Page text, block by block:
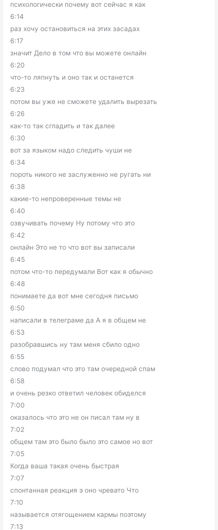
психологически почему вот сейчас я как
6:14
раз хочу остановиться на этих засадах
6:17
значит Дело в том что вы можете онлайн
6:20
что-то ляпнуть и оно так и останется
6:23
потом вы уже не сможете удалить вырезать
6:26
как-то так сгладить и так далее
6:30
вот за языком надо следить чуши не
6:34
пороть никого не заслуженно не ругать ни
6:38
какие-то непроверенные темы не
6:40
озвучивать почему Ну потому что это
6:42
онлайн Это не то что вот вы записали
6:45
потом что-то передумали Вот как я обычно
6:48
понимаете да вот мне сегодня письмо
6:50
написали в телеграме да А я в общем не
6:53
разобравшись ну там меня сбило одно
6:55
слово подумал что это там очередной спам
6:58
и очень резко ответил человек обиделся
7:00
оказалось что это не он писал там ну в
7:02
общем там это было было это самое но вот
7:05
Когда ваша такая очень быстрая
7:07
спонтанная реакция э оно чревато Что
7:10
называется отягощением кармы поэтому
7:13